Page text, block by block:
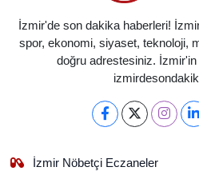
İzmir'de son dakika haberleri!
spor, ekonomi, siyaset, teknoloji,
doğru adrestesiniz.
İzmir Nöbetçi Eczaneler